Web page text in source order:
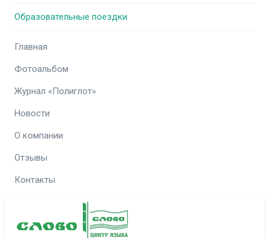
Образовательные поездки
Главная
Фотоальбом
Журнал «Полиглот»
Новости
О компании
Отзывы
Контакты